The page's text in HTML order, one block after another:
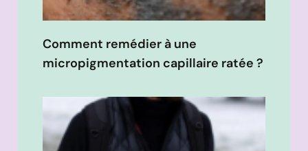
Comment remédier à une
micropigmentation capillaire ratée ?